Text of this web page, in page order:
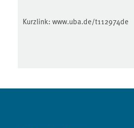
Kurzlink: www.uba.de/t112974de